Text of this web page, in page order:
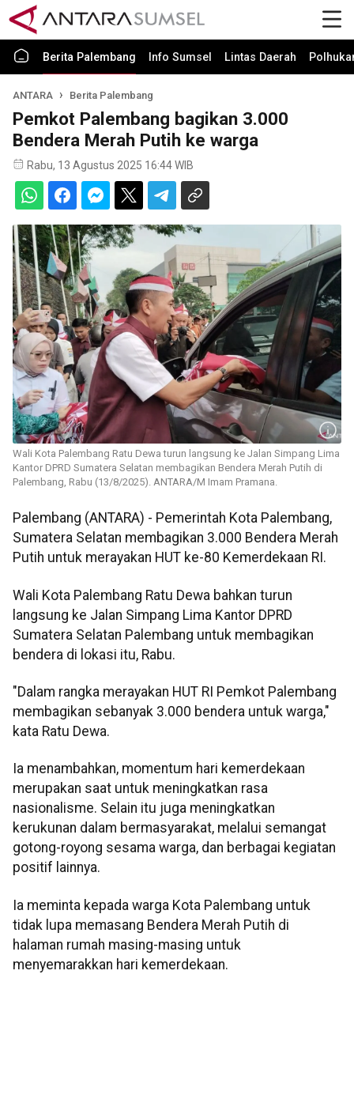
Berita Palembang Info Sumsel Lintas Daerah
ANTARA Berita Palembang
Pemkot Palembang bagikan 3.000
Bendera Merah Putih ke warga
Rabu, 13 Agustus 2025 16:44 WIB
Wali Kota Palembang Ratu Dewa turun langsung ke Jalan Simpang Lima
Kantor DPRD Sumatera Selatan membagikan Bendera Merah Putih di
Palembang, Rabu (13/8/2025). ANTARA/M Imam Pramana.
Palembang (ANTARA) - Pemerintah Kota Palembang,
Sumatera Selatan membagikan 3.000 Bendera Merah
Putih untuk merayakan HUT ke-80 Kemerdekaan RI.
Wali Kota Palembang Ratu Dewa bahkan turun
langsung ke Jalan Simpang Lima Kantor DPRD
Sumatera Selatan Palembang untuk membagikan
bendera di lokasi itu, Rabu.
"Dalam rangka merayakan HUT RI Pemkot Palembang
membagikan sebanyak 3.000 bendera untuk warga,"
kata Ratu Dewa.
Ia menambahkan, momentum hari kemerdekaan
merupakan saat untuk meningkatkan rasa
nasionalisme. Selain itu juga meningkatkan
kerukunan dalam bermasyarakat, melalui semangat
gotong-royong sesama warga, dan berbagai kegiatan
positif lainnya.
Ia meminta kepada warga Kota Palembang untuk
tidak lupa memasang Bendera Merah Putih di
halaman rumah masing-masing untuk
menyemarakkan hari kemerdekaan.